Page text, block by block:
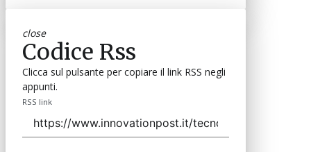
close
Codice Rss
Clicca sul pulsante per copiare il link RSS negli
appunti.
RSS link